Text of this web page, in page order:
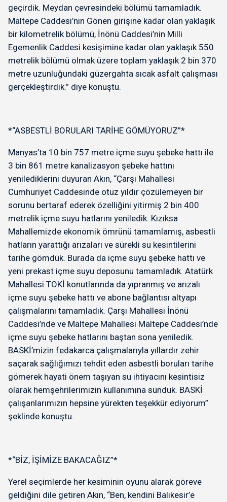
geçirdik. Meydan çevresindeki bölümü tamamladık.
Maltepe Caddesi’nin Gönen girişine kadar olan yaklaşık
bir kilometrelik bölümü, İnönü Caddesi’nin Milli
Egemenlik Caddesi kesişimine kadar olan yaklaşık 550
metrelik bölümü olmak üzere toplam yaklaşık 2 bin 370
metre uzunluğundaki güzergahta sıcak asfalt çalışması
gerçekleştirdik.” diye konuştu.
*“ASBESTLİ BORULARI TARİHE GÖMÜYORUZ”*
Manyas’ta 10 bin 757 metre içme suyu şebeke hattı ile
3 bin 861 metre kanalizasyon şebeke hattını
yenilediklerini duyuran Akın, “Çarşı Mahallesi
Cumhuriyet Caddesinde otuz yıldır çözülemeyen bir
sorunu bertaraf ederek özelliğini yitirmiş 2 bin 400
metrelik içme suyu hatlarını yeniledik. Kızıksa
Mahallemizde ekonomik ömrünü tamamlamış, asbestli
hatların yarattığı arızaları ve sürekli su kesintilerini
tarihe gömdük. Burada da içme suyu şebeke hattı ve
yeni prekast içme suyu deposunu tamamladık. Atatürk
Mahallesi TOKİ konutlarında da yıpranmış ve arızalı
içme suyu şebeke hattı ve abone bağlantısı altyapı
çalışmalarını tamamladık. Çarşı Mahallesi İnönü
Caddesi’nde ve Maltepe Mahallesi Maltepe Caddesi’nde
içme suyu şebeke hatlarını baştan sona yeniledik.
BASKİ’mizin fedakarca çalışmalarıyla yıllardır zehir
saçarak sağlığımızı tehdit eden asbestli boruları tarihe
gömerek hayati önem taşıyan su ihtiyacını kesintisiz
olarak hemşehrilerimizin kullanımına sunduk. BASKİ
çalışanlarımızın hepsine yürekten teşekkür ediyorum”
şeklinde konuştu.
*“BİZ, İŞİMİZE BAKACAĞIZ”*
Yerel seçimlerde her kesiminin oyunu alarak göreve
geldiğini dile getiren Akın, “Ben, kendini Balıkesir’e